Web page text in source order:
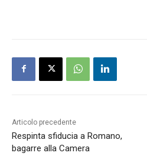
Articolo precedente
Respinta sfiducia a Romano,
bagarre alla Camera